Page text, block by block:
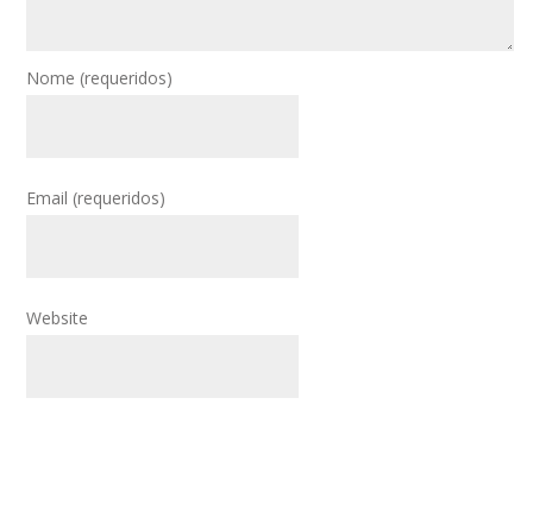
Nome (requeridos)
Email (requeridos)
Website